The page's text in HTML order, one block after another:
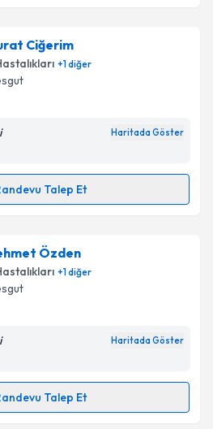
Ciğerim
+1diğer
Haritada Göster
Talep Et
Talebi
için randevu takvimi talebi
randevu almanız için bir
e-posta ile bilgilendireceğiz.
işlenmesine ilişkin
ve kişisel verilerimin belirtilen
Özden
+1diğer
Haritada Göster
Talep Et
Talebi